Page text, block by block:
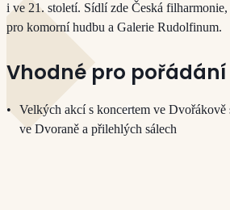
i ve 21. století. Sídlí zde Česká
pro komorní hudbu a Ga­le­rie Ru­dol­fi­num.
Vhodné pro pořádání
Velkých akcí s koncertem ve Dvořákově
ve Dvoraně a přilehlých sálech